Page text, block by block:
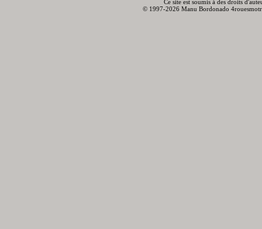
Ce site est soumis à des droits
© 1997-2026 Manu Bordonado